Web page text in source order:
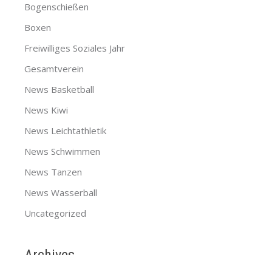
Bogenschießen
Boxen
Freiwilliges Soziales Jahr
Gesamtverein
News Basketball
News Kiwi
News Leichtathletik
News Schwimmen
News Tanzen
News Wasserball
Uncategorized